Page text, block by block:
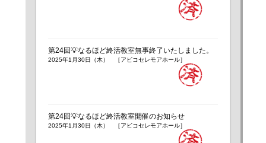
第24回💡なるほど終活教室無事終了いたしました。
2025年1月30日（木） ［アビコセレモアホール］
第24回💡なるほど終活教室開催のお知らせ
2025年1月30日（木） ［アビコセレモアホール］